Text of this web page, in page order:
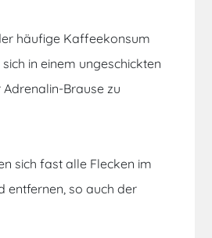
häufige Kaffeekonsum
in einem ungeschickten
Brause zu
sich fast alle Flecken im
entfernen, so auch der